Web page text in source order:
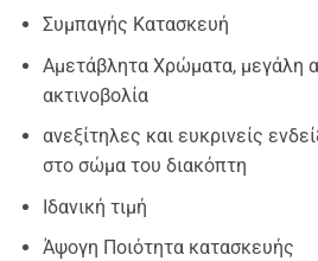
Συμπαγής Κατασκευή
Αμετάβλητα Χρώματα, μεγάλη
ακτινοβολία
ανεξίτηλες και ευκρινείς
στο σώμα του διακόπτη
Ιδανική τιμή
Άψογη Ποιότητα κατασκευής